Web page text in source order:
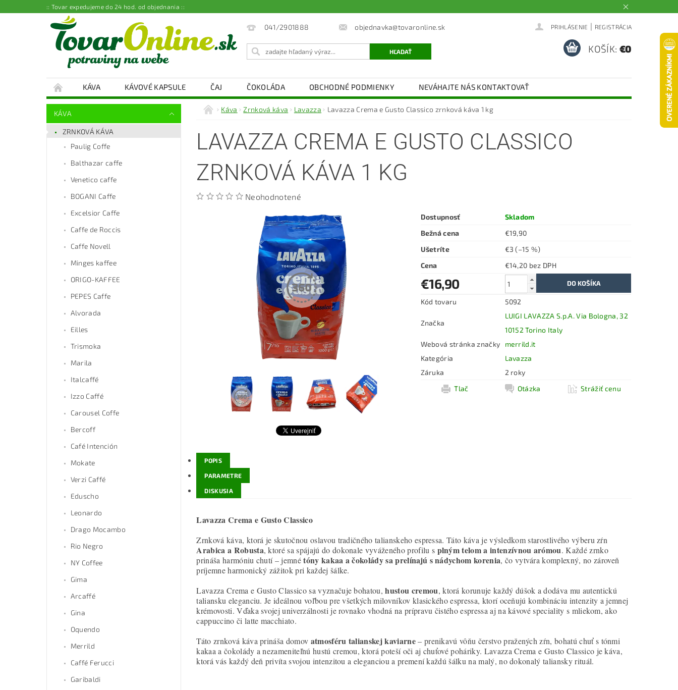
:: Tovar expedujeme do 24 hod. od objednania ::
041/2901888 objednavka@tovaronline.sk PRIHLÁSENIE | REGISTRÁCIA
KOŠÍK: €0
KÁVA KÁVOVÉ KAPSULE ČAJ ČOKOLÁDA OBCHODNÉ PODMIENKY NEVÁHAJTE NÁS KONTAKTOVAŤ
KÁVA
ZRNKOVÁ KÁVA
Paulig Coffe
Balthazar caffe
Venetico caffe
BOGANI Caffe
Excelsior Caffe
Caffe de Roccis
Caffe Novell
Minges kaffee
ORIGO-KAFFEE
PEPES Caffe
Alvorada
Eilles
Trismoka
Marila
Italcaffé
Izzo Caffé
Carousel Coffe
Bercoff
Café Intención
Mokate
Verzi Caffé
Eduscho
Leonardo
Drago Mocambo
Rio Negro
NY Coffee
Gima
Arcaffé
Gina
Oquendo
Merrild
Caffé Ferucci
Garibaldi
Káva Zrnková káva Lavazza Lavazza Crema e Gusto Classico zrnková káva 1 kg
LAVAZZA CREMA E GUSTO CLASSICO
ZRNKOVÁ KÁVA 1 KG
Neohodnotené
Dostupnosť
Skladom
Bežná cena
€19,90
Ušetríte
€3(–15 %)
Cena
€14,20 bez DPH
€16,90
Kód tovaru 5092
Značka
LUIGI LAVAZZA S.p.A. Via Bologna, 32
10152 Torino Italy
Webová stránka značky
merrild.it
Kategória
Lavazza
Záruka
2 roky
Tlač
Otázka Strážiť cenu
POPIS
PARAMETRE
DISKUSIA
Lavazza Crema e Gusto Classico
Zrnková káva, ktorá je skutočnou oslavou tradičného talianskeho espressa. Táto káva je výsledkom starostlivého výberu zŕn
Arabica a Robusta, ktoré sa spájajú do dokonale vyváženého profilu s plným telom a intenzívnou arómou. Každé zrnko
prináša harmóniu chutí – jemnétóny kakaa a čokolády sa prelínajú s nádychom korenia, čo vytvára komplexný, no zároveň
príjemne harmonický zážitok pri každej šálke.
Lavazza Crema e Gusto Classico sa vyznačuje bohatou,hustou cremou, ktorá korunuje každý dúšok a dodáva mu autentickú
taliansku eleganciu. Je ideálnou voľbou pre všetkých milovníkov klasického espressa, ktorí oceňujú kombináciu intenzity a jemnej
krémovosti. Vďaka svojej univerzálnosti je rovnako vhodná na prípravu čistého espressa aj na kávové speciality s mliekom, ako
cappuccino či latte macchiato.
Táto zrnková káva prináša domov atmosféru talianskej kaviarne– prenikavú vôňu čerstvo pražených zŕn, bohatú chuť s tónmi
kakaa a čokolády a nezameniteľnú hustú cremou, ktorá poteší oči aj chuťové poháriky. Lavazza Crema e Gusto Classico je káva,
ktorá vás každý deň privíta svojou intenzitou a eleganciou a premení každú šálku na malý, no dokonalý taliansky rituál.